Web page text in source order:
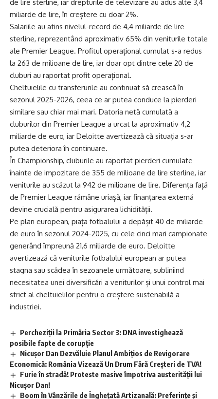
de lire sterline, iar drepturile de televizare au adus alte 3,4
miliarde de lire, în creștere cu doar 2%.
Salariile au atins nivelul-record de 4,4 miliarde de lire
sterline, reprezentând aproximativ 65% din veniturile totale
ale Premier League. Profitul operațional cumulat s-a redus
la 263 de milioane de lire, iar doar opt dintre cele 20 de
cluburi au raportat profit operațional.
Cheltuielile cu transferurile au continuat să crească în
sezonul 2025-2026, ceea ce ar putea conduce la pierderi
similare sau chiar mai mari. Datoria netă cumulată a
cluburilor din Premier League a urcat la aproximativ 4,2
miliarde de euro, iar Deloitte avertizează că situația s-ar
putea deteriora în continuare.
În Championship, cluburile au raportat pierderi cumulate
înainte de impozitare de 355 de milioane de lire sterline, iar
veniturile au scăzut la 942 de milioane de lire. Diferența față
de Premier League rămâne uriașă, iar finanțarea externă
devine crucială pentru asigurarea lichidității.
Pe plan european, piața fotbalului a depășit 40 de miliarde
de euro în sezonul 2024-2025, cu cele cinci mari campionate
generând împreună 21,6 miliarde de euro. Deloitte
avertizează că veniturile fotbalului european ar putea
stagna sau scădea în sezoanele următoare, subliniind
necesitatea unei diversificări a veniturilor și unui control mai
strict al cheltuielilor pentru o creștere sustenabilă a
industriei.
Percheziții la Primăria Sector 3: DNA investighează
posibile fapte de corupție
Nicuşor Dan Dezvăluie Planul Ambițios de Revigorare
Economică: România Vizează Un Drum Fără Creșteri de TVA!
Furie în stradă! Proteste masive împotriva austerității lui
Nicușor Dan!
Boom în Vânzările de Înghețată Artizanală: Preferințe și